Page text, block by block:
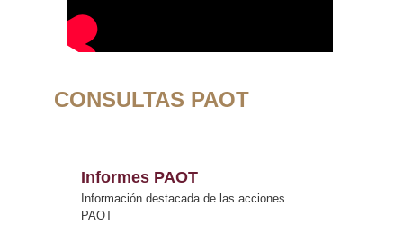
CONSULTAS PAOT
Informes PAOT
Información destacada de las acciones
PAOT